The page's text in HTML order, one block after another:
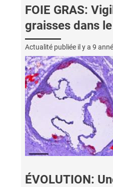
FOIE GRAS:
graisses dans
Actualité publiée il y a 9
ÉVOLUTION: